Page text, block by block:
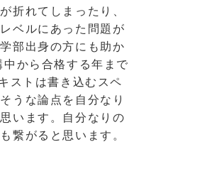
折れてしまったり、
ベルにあった問題が
部出身の方にも助か
から合格する年まで
ストは書き込むスペ
うな論点を自分なり
います。自分なりの
繋がると思います。